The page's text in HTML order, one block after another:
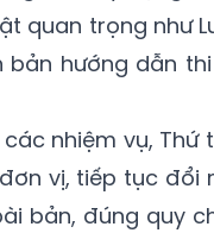
quan trọng như
hướng dẫn
nhiệm vụ,
vị, tiếp tục đổi
bản, đúng quy